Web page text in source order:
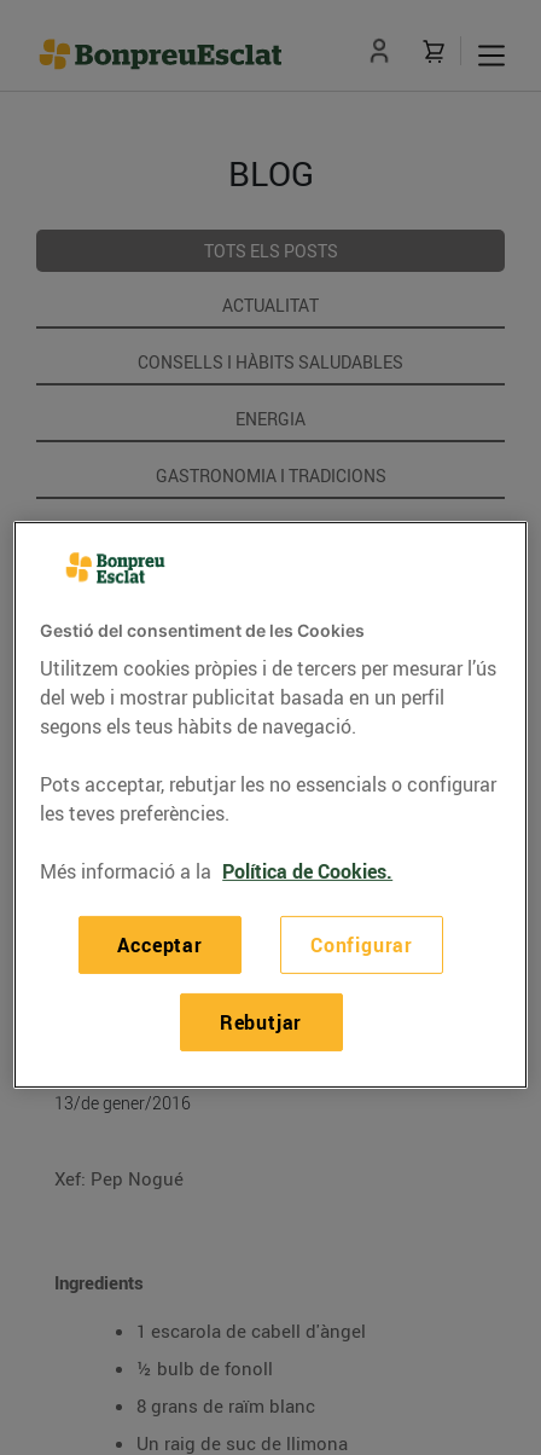
BLOG
TOTS ELS POSTS
ACTUALITAT
CONSELLS I HÀBITS SALUDABLES
ENERGIA
GASTRONOMIA I TRADICIONS
Amanida de
mandarines i Tête de
Moine amb oli
d'avellanes
13/de gener/2016
Xef: Pep Nogué
Ingredients
1 escarola de cabell d'àngel
½ bulb de fonoll
8 grans de raïm blanc
Un raig de suc de llimona
Gestió del consentiment de les Cookies
Utilitzem cookies pròpies i de tercers per mesurar l’ús
del web i mostrar publicitat basada en un perfil
segons els teus hàbits de navegació.
Pots acceptar, rebutjar les no essencials o configurar
les teves preferències.
Més informació a la Política de Cookies.
Configurar
Rebutjar
Acceptar